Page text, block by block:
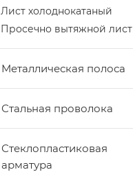
Лист холоднокатаный
Просечно вытяжной лист
Металлическая полоса
Стальная проволока
Стеклопластиковая
арматура